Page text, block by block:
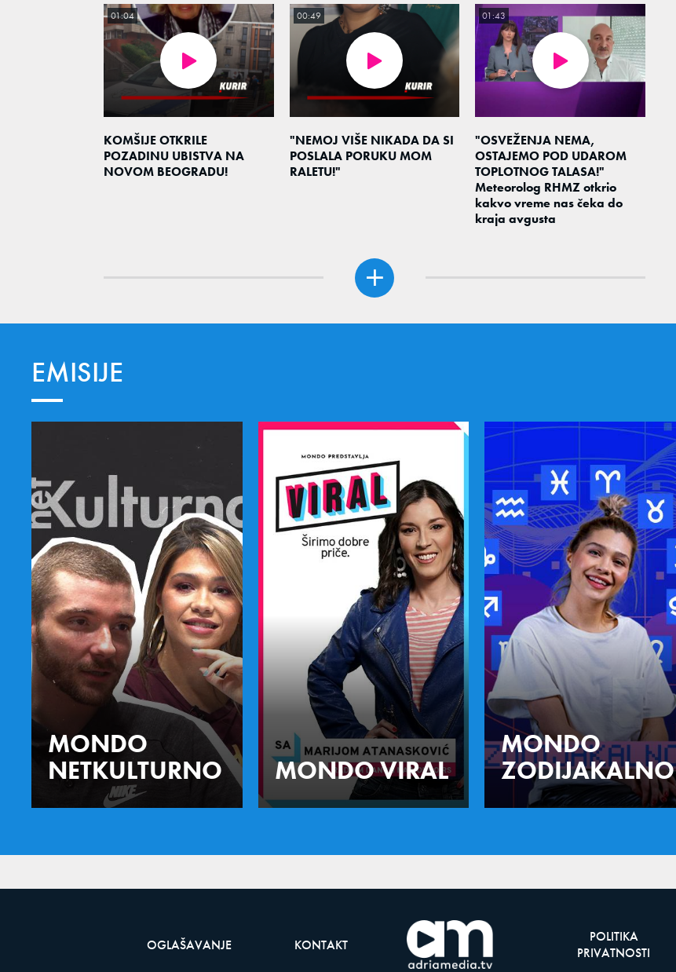
KOMŠIJE OTKRILE
POZADINU UBISTVA NA
NOVOM BEOGRADU!
01:04
"NEMOJ VIŠE NIKADA DA SI
POSLALA PORUKU MOM
RALETU!"
00:49
"OSVEŽENJA NEMA,
OSTAJEMO POD UDAROM
TOPLOTNOG TALASA!"
Meteorolog RHMZ otkrio
kakvo vreme nas čeka do
kraja avgusta
01:43
EMISIJE
MONDO
NETKULTURNO
MONDO VIRAL
MONDO
ZODIJAKALNO
OGLAŠAVANJE KONTAKT
POLITIKA
PRIVATNOSTI